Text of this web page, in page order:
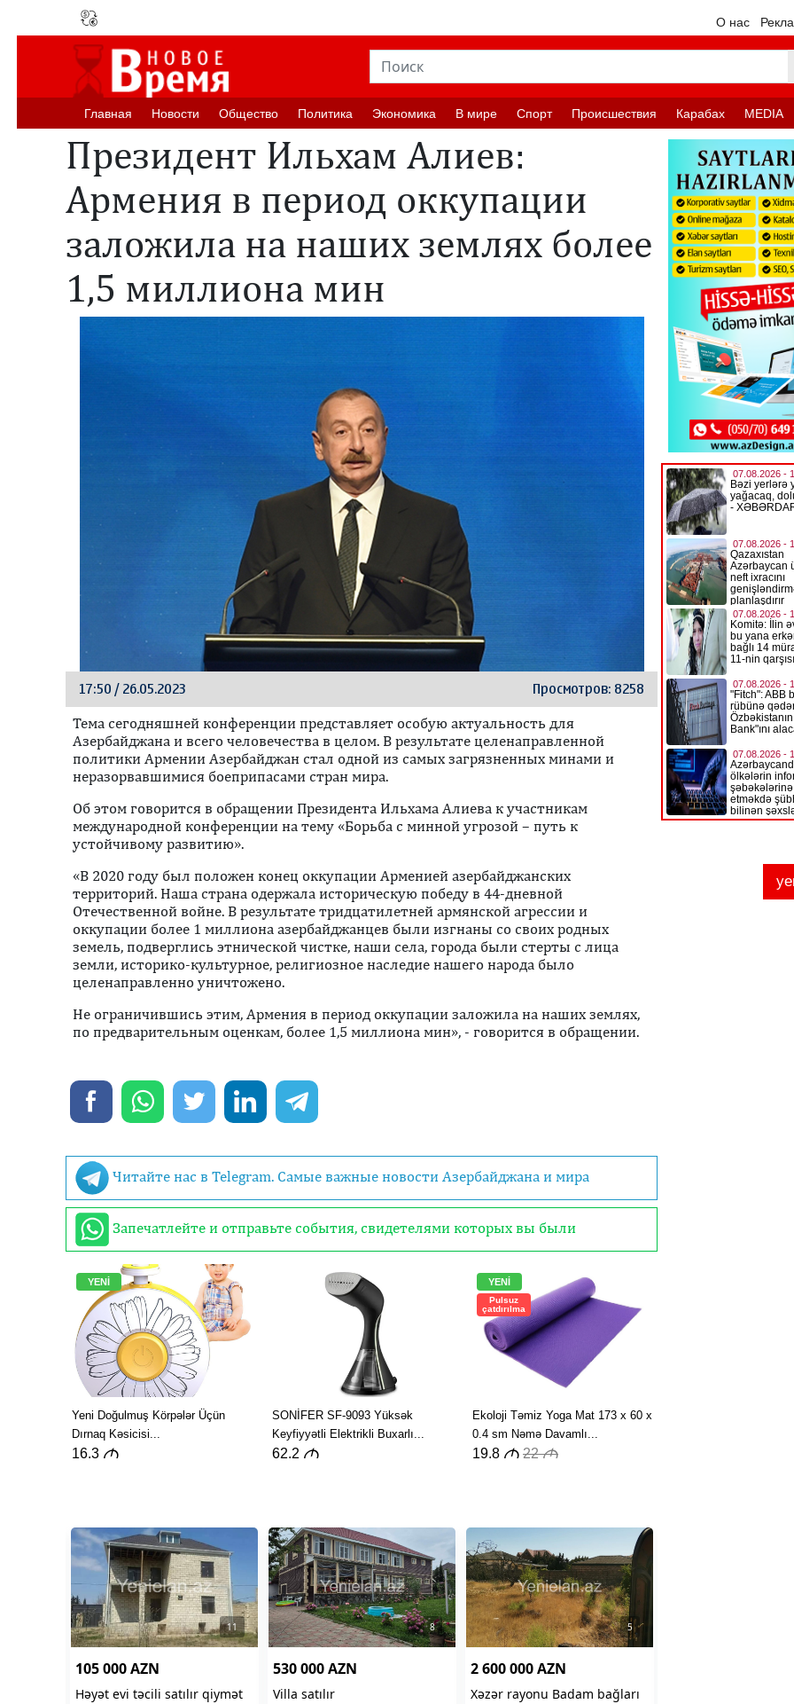
О нас
Главная Новости Oбщество Политика Экономика В мире Спорт Происшествия Карабах MEDIA
Президент Ильхам Алиев:
Армения в период оккупации
заложила на наших землях более
1,5 миллиона мин
17:50 / 26.05.2023 Просмотров: 8258
Тема сегодняшней конференции представляет особую актуальность для
Азербайджана и всего человечества в целом. В результате целенаправленной
политики Армении Азербайджан стал одной из самых загрязненных минами и
неразорвавшимися боеприпасами стран мира.
Oб этом говорится в обращении Президента Ильхама Алиева к участникам
международной конференции на тему «Борьба с минной угрозой – путь к
устойчивому развитию».
«В 2020 году был положен конец оккупации Арменией азербайджанских
территорий. Наша страна одержала историческую победу в 44-дневной
Отечественной войне. В результате тридцатилетней армянской агрессии и
оккупации более 1 миллиона азербайджанцев были изгнаны со своих родных
земель, подверглись этнической чистке, наши села, города были стерты с лица
земли, историко-культурное, религиозное наследие нашего народа было
целенаправленно уничтожено.
Не ограничившись этим, Армения в период оккупации заложила на наших землях,
по предварительным оценкам, более 1,5 миллиона мин», - говорится в обращении.
Читайте нас в Telegram. Самые важные новости Азербайджана и мира
Запечатлейте и отправьте события, свидетелями которых вы были